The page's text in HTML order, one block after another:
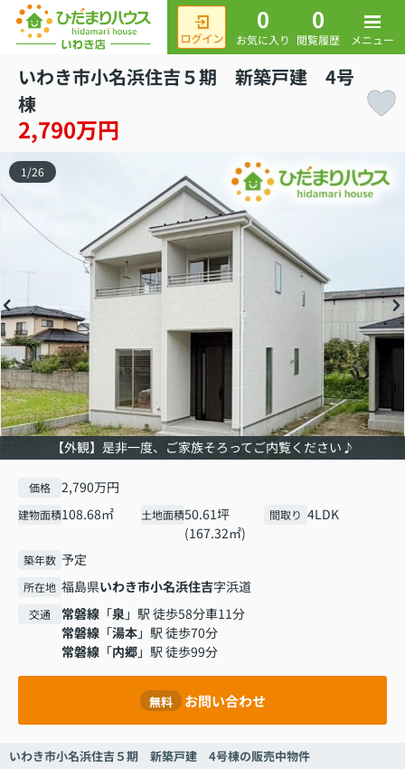
0
お気に入り
0
閲覧履歴 メニュー
いわき市小名浜住吉５期 新築戸建 4号
棟
2,790万円
【外観】是非一度、ご家族そろってご内覧ください♪
1 /26
価格 2,790万円
建物面積108.68㎡ 土地面積50.61坪
(167.32㎡)
間取り 4LDK
築年数 予定
所在地 福島県いわき市小名浜住吉字浜道
交通 常磐線 「泉」駅 徒歩58分車11分
常磐線 「湯本」駅 徒歩70分
常磐線 「内郷」駅 徒歩99分
無料 お問い合わせ
いわき市小名浜住吉５期 新築戸建 4号棟の販売中物件